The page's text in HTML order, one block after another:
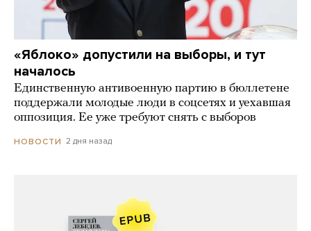
«Яблоко» допустили на выборы, и тут
началось
Единственную антивоенную партию в бюллетене
поддержали молодые люди в соцсетях и уехавшая
оппозиция. Ее уже требуют снять с выборов
НОВОСТИ 2 дня назад